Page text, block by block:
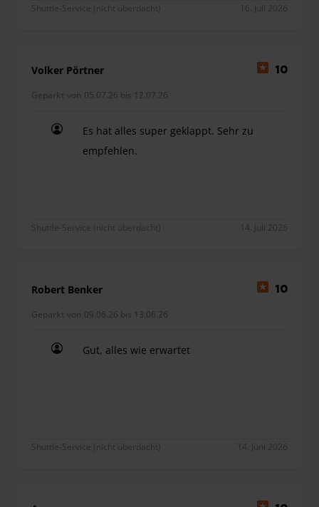
Shuttle-Service (nicht überdacht) 16. Juli 2026
Volker Pörtner 10
Geparkt von 05.07.26 bis 12.07.26
Es hat alles super geklappt. Sehr zu
empfehlen.
Shuttle-Service (nicht überdacht) 14. Juli 2026
Robert Benker 10
Geparkt von 09.06.26 bis 13.06.26
Gut, alles wie erwartet
Shuttle-Service (nicht überdacht) 14. Juni 2026